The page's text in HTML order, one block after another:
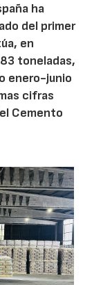
ha
del primer
en
toneladas,
enero-junio
cifras
Cemento